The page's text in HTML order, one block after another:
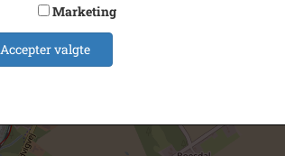
Marketing
Accepter valgte